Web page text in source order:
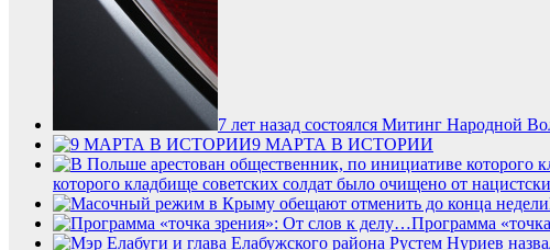
7 лет назад состоялся Митинг Народной
9 МАРТА В ИСТОРИИ
которого кладбище советских солдат было очищено от
Программа